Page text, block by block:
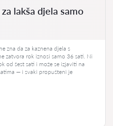
lakša djela samo
zna da za kaznena djela s
zatvora rok iznosi samo 36 sati. Ni
od šest sati i može se izjaviti na
— i svaki propušteni je